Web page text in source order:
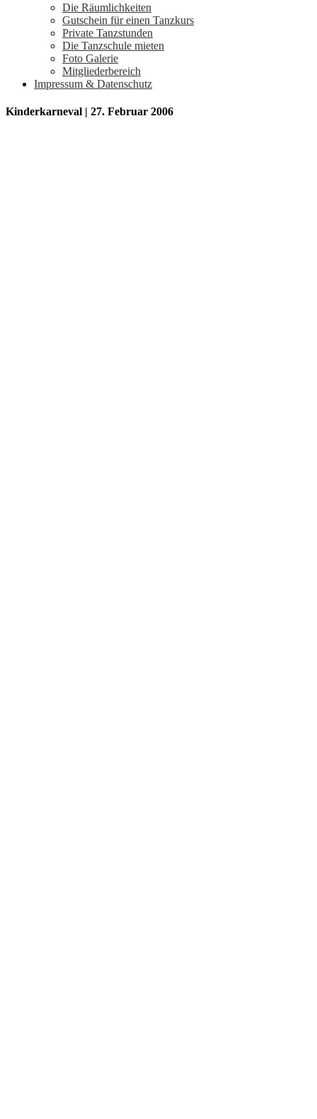
Die Räumlichkeiten
Gutschein für einen Tanzkurs
Private Tanzstunden
Die Tanzschule mieten
Foto Galerie
Mitgliederbereich
Impressum & Datenschutz
Kinderkarneval | 27. Februar 2006